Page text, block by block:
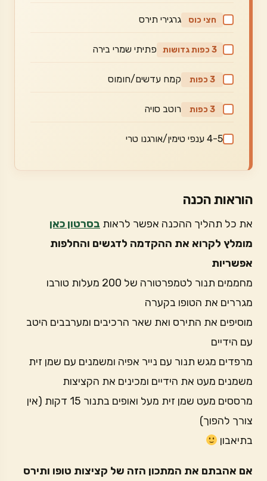
חצי כוס גרגירי תירס
3 כפות גדושות פתיתי שמרי בירה
3 כפות קמח עדשים/חומוס
3 כפות רוטב סויה
4-5 ענפי טימין/אורגנו טרי
הוראות הכנה
את כל תהליך ההכנה אפשר לראות בסרטון כאן
מומלץ לקרוא את ההקדמה לדגשים והחלפות
אפשריות
מחממים תנור לטמפרטורה של 200 מעלות טורבו
מגררים את הטופו בקערה
מוסיפים את התירס ואת שאר הרכיבים ומערבבים היטב
עם הידיים
מרפדים מגש תנור עם נייר אפיה ומשמנים עם שמן זית
משמנים מעט את הידיים ומכינים את הקציצות
מרססים מעט שמן זית מעל ואופים בתנור 15 דקות (אין
צורך להפוך)
בתיאבון
אם אהבתם את המתכון הזה של קציצות טופו ותירס